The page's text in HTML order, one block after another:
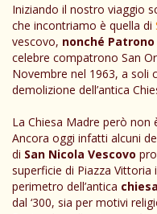
Iniziando il nostro viaggio
che incontriamo è quella di
vescovo, nonché
celebre compatrono San
Novembre nel 1963, a soli
demolizione dell’antica
La Chiesa Madre però non
Ancora oggi infatti alcuni
di San Nicola Vescovo
superficie di Piazza
perimetro dell’antica
dal ‘300, sia per motivi